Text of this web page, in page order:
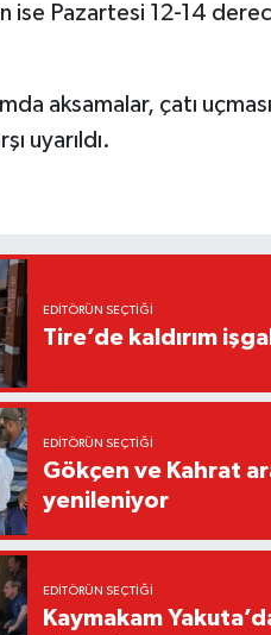
ise Pazartesi 12-14
aksamalar, çatı
uyarıldı.
EDITÖRÜN SEÇTIĞI
Tire’de kaldırım
EDITÖRÜN SEÇTIĞI
Gökçen ve Kahrat
yenileniyor
EDITÖRÜN SEÇTIĞI
Kaymakam